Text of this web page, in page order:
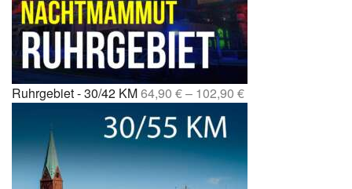
Ruhrgebiet - 30/42 KM64,90 €– 102,90 €